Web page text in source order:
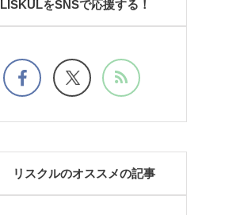
LISKULをSNSで応援する！
リスクルのオススメの記事